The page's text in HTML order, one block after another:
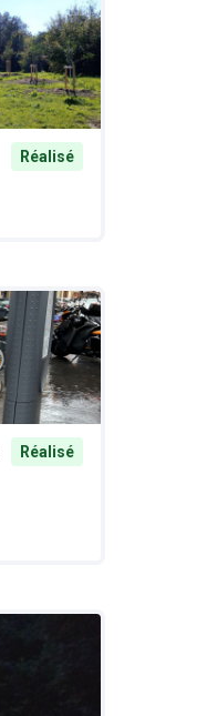
Réalisé
Réalisé